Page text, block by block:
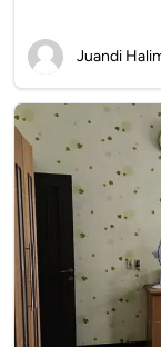
Juandi